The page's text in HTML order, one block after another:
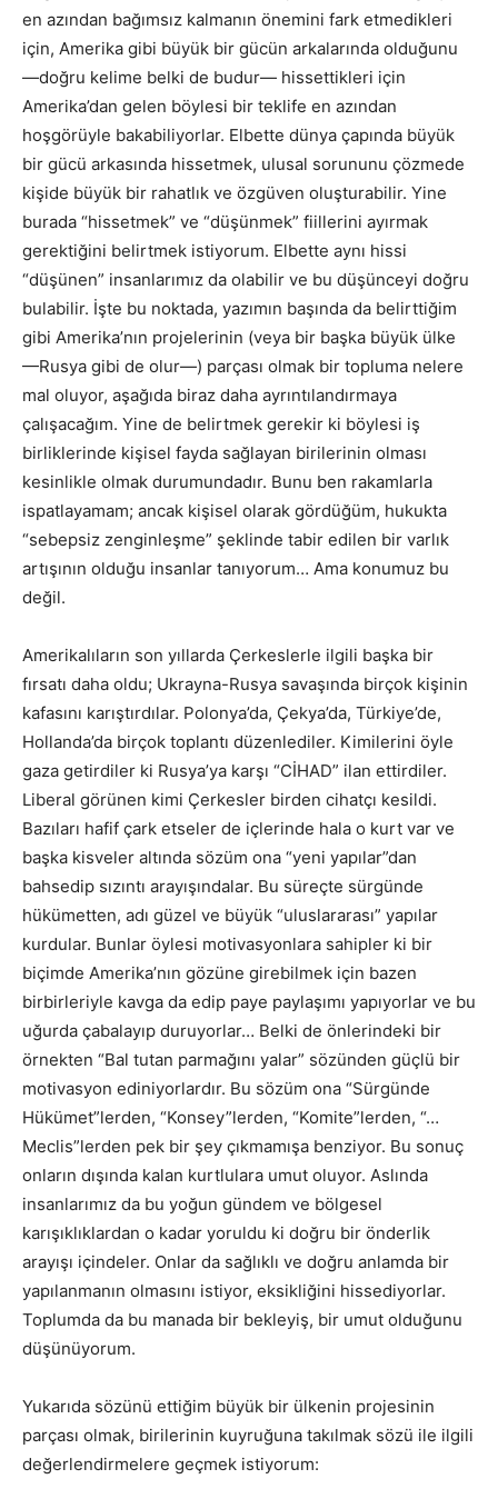
en azından bağımsız kalmanın önemini fark etmedikleri
için, Amerika gibi büyük bir gücün arkalarında olduğunu
—doğru kelime belki de budur— hissettikleri için
Amerika’dan gelen böylesi bir teklife en azından
hoşgörüyle bakabiliyorlar. Elbette dünya çapında büyük
bir gücü arkasında hissetmek, ulusal sorununu çözmede
kişide büyük bir rahatlık ve özgüven oluşturabilir. Yine
burada “hissetmek” ve “düşünmek” fiillerini ayırmak
gerektiğini belirtmek istiyorum. Elbette aynı hissi
“düşünen” insanlarımız da olabilir ve bu düşünceyi doğru
bulabilir. İşte bu noktada, yazımın başında da belirttiğim
gibi Amerika’nın projelerinin (veya bir başka büyük ülke
—Rusya gibi de olur—) parçası olmak bir topluma nelere
mal oluyor, aşağıda biraz daha ayrıntılandırmaya
çalışacağım. Yine de belirtmek gerekir ki böylesi iş
birliklerinde kişisel fayda sağlayan birilerinin olması
kesinlikle olmak durumundadır. Bunu ben rakamlarla
ispatlayamam; ancak kişisel olarak gördüğüm, hukukta
“sebepsiz zenginleşme” şeklinde tabir edilen bir varlık
artışının olduğu insanlar tanıyorum… Ama konumuz bu
değil.
Amerikalıların son yıllarda Çerkeslerle ilgili başka bir
fırsatı daha oldu; Ukrayna-Rusya savaşında birçok kişinin
kafasını karıştırdılar. Polonya’da, Çekya’da, Türkiye’de,
Hollanda’da birçok toplantı düzenlediler. Kimilerini öyle
gaza getirdiler ki Rusya’ya karşı “CİHAD” ilan ettirdiler.
Liberal görünen kimi Çerkesler birden cihatçı kesildi.
Bazıları hafif çark etseler de içlerinde hala o kurt var ve
başka kisveler altında sözüm ona “yeni yapılar”dan
bahsedip sızıntı arayışındalar. Bu süreçte sürgünde
hükümetten, adı güzel ve büyük “uluslararası” yapılar
kurdular. Bunlar öylesi motivasyonlara sahipler ki bir
biçimde Amerika’nın gözüne girebilmek için bazen
birbirleriyle kavga da edip paye paylaşımı yapıyorlar ve bu
uğurda çabalayıp duruyorlar… Belki de önlerindeki bir
örnekten “Bal tutan parmağını yalar” sözünden güçlü bir
motivasyon ediniyorlardır. Bu sözüm ona “Sürgünde
Hükümet”lerden, “Konsey”lerden, “Komite”lerden, “…
Meclis”lerden pek bir şey çıkmamışa benziyor. Bu sonuç
onların dışında kalan kurtlulara umut oluyor. Aslında
insanlarımız da bu yoğun gündem ve bölgesel
karışıklıklardan o kadar yoruldu ki doğru bir önderlik
arayışı içindeler. Onlar da sağlıklı ve doğru anlamda bir
yapılanmanın olmasını istiyor, eksikliğini hissediyorlar.
Toplumda da bu manada bir bekleyiş, bir umut olduğunu
düşünüyorum.
Yukarıda sözünü ettiğim büyük bir ülkenin projesinin
parçası olmak, birilerinin kuyruğuna takılmak sözü ile ilgili
değerlendirmelere geçmek istiyorum: